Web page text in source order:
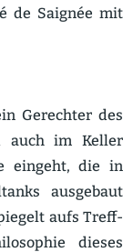
de Saignée mit
Gerechter des
auch im Keller
eingeht, die in
ausgebaut
aufs Treff­
dieses